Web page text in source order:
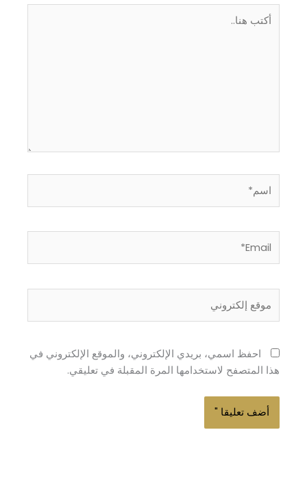
أكتب
هنا..
إلكتروني
احفظ اسمي، بريدي الإلكتروني، والموقع الإلكتروني في
هذا المتصفح لاستخدامها المرة المقبلة في تعليقي.